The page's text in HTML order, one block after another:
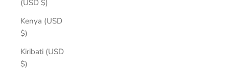
(USD $)
Kenya (USD
$)
Kiribati (USD
$)